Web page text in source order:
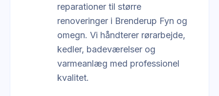
reparationer til større
renoveringer i Brenderup Fyn og
omegn. Vi håndterer rørarbejde,
kedler, badeværelser og
varmeanlæg med professionel
kvalitet.